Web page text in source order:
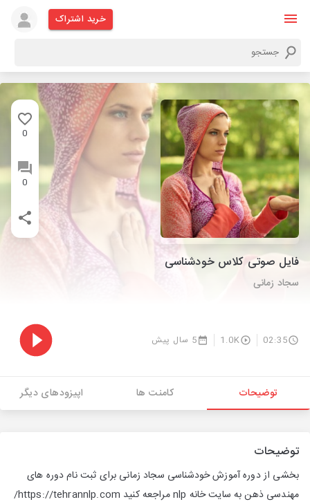
خرید اشتراک
0
0
فایل صوتی کلاس خودشناسی
سجاد زمانی
02:35
1.0K 5 سال پیش
توضیحات کامنت ها اپیزودهای دیگر
توضیحات
بخشی از دوره آموزش خودشناسی سجاد زمانی برای ثبت نام دوره های
مهندسی ذهن به سایت خانه nlp مراجعه کنید https://tehrannlp.com/